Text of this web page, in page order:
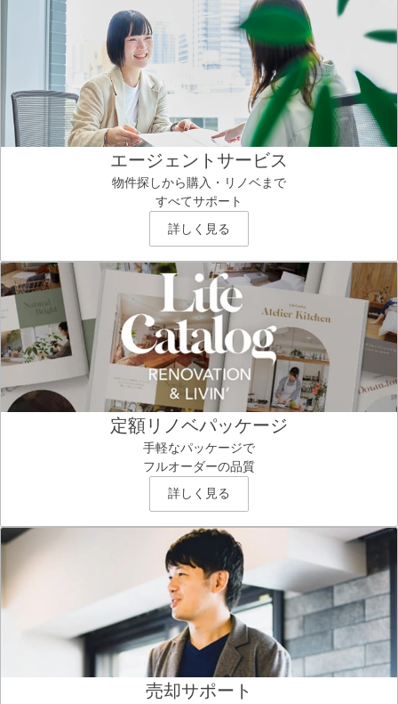
エージェントサービス
物件探しから購入・リノベまで
すべてサポート
詳しく見る
定額リノベパッケージ
手軽なパッケージで
フルオーダーの品質
詳しく見る
売却サポート